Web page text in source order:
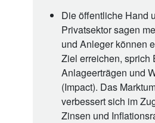
Die öffentliche Hand
Privatsektor sagen
und Anleger können
Ziel erreichen, sprich
Anlageerträgen und
(Impact). Das
verbessert sich im
Zinsen und